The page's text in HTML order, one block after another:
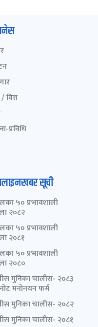
प्रविधि
सूची
५० प्रभावशाली
२०८२
५० प्रभावशाली
२०८१
५० प्रभावशाली
२०८०
मुनिका चालीस- २०८३
मनोनयन फर्म
मुनिका चालीस- २०८२
मुनिका चालीस- २०८१